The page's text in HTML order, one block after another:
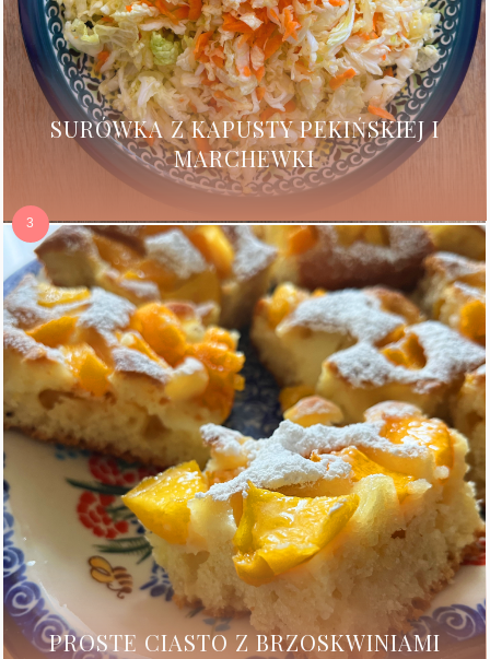
SURÓWKA Z KAPUSTY PEKIŃSKIEJ I
MARCHEWKI
PROSTE CIASTO Z BRZOSKWINIAMI